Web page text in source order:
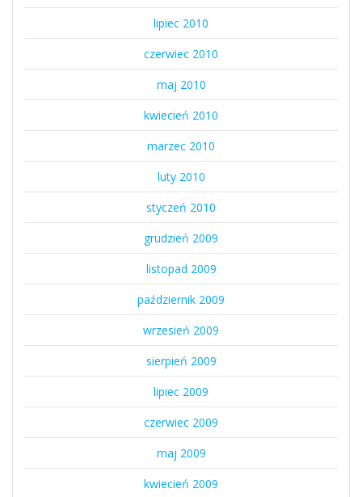
lipiec 2010
czerwiec 2010
maj 2010
kwiecień 2010
marzec 2010
luty 2010
styczeń 2010
grudzień 2009
listopad 2009
październik 2009
wrzesień 2009
sierpień 2009
lipiec 2009
czerwiec 2009
maj 2009
kwiecień 2009